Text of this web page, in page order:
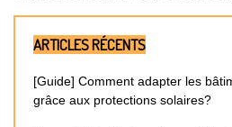
ARTICLES RÉCENTS
[Guide] Comment adapter les
grâce aux protections solaires?